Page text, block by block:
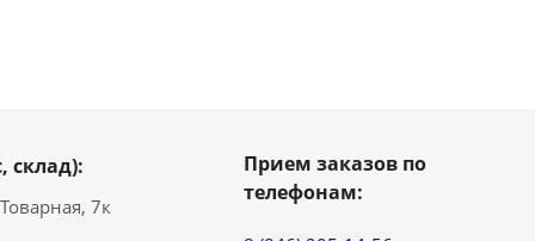
склад):
7к
Прием заказов по
телефонам: